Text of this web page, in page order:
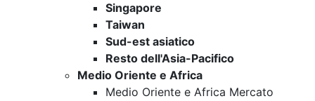
Singapore
Taiwan
Sud-est asiatico
Resto dell'Asia-Pacifico
Medio Oriente e Africa
Medio Oriente e Africa Mercato